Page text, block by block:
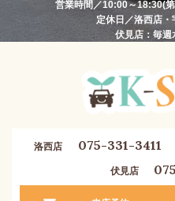
営業時間／10:00～18:30(
定休日／洛西店
伏見店：毎週
洛西店 075-331-3411
伏見店